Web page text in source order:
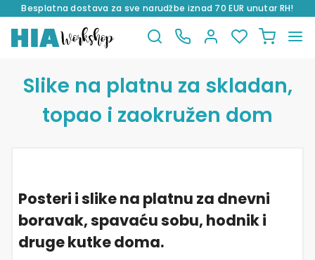
Besplatna dostava za sve narudžbe iznad 70 EUR unutar RH!
navigaciju
sadržaja
Slike na platnu za skladan,
topao i zaokružen dom
Posteri i slike na platnu za dnevni
boravak, spavaću sobu, hodnik i
druge kutke doma.